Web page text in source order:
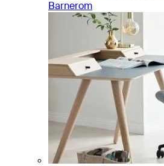
Barnerom